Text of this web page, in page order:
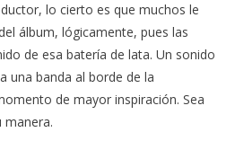
lo cierto es que muchos le
álbum, lógicamente, pues las
de esa batería de lata. Un sonido
una banda al borde de la
de mayor inspiración. Sea
manera.